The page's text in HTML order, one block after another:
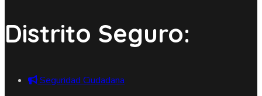
Distrito Seguro:
Seguridad Ciudadana